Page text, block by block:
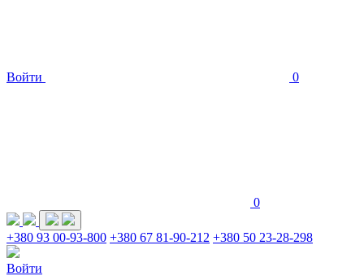
Войти 0
0
+380 93 00-93-800 +380 67 81-90-212 +380 50 23-28-298
Войти